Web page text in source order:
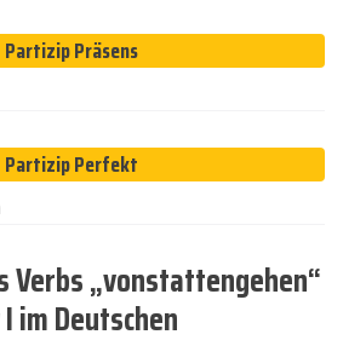
Partizip Präsens
Partizip Perfekt
Verbs „vonstattengehen“
im Deutschen